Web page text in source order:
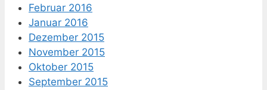
Februar 2016
Januar 2016
Dezember 2015
November 2015
Oktober 2015
September 2015